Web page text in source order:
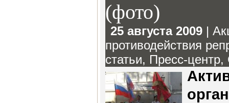
(фото)
25 августа 2009 |
противодействия
статьи, Пресс-центр,